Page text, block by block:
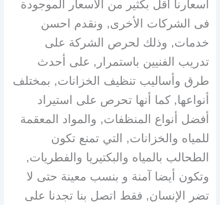
اسعارنا اقل بكثير من الاسعار الموجودة
فى الشركات الأخرى, ونقدم احسن
خدمات, وذلك لحرص الشركة على
تدريب الفنيين باستمرار, على أحدث
طرق وأساليب تنظيف الخزانات, بمختلف
أنواعها, كما أنها تحرص على استيراد
أفضل أنواع المنظفات, والمواد المعقمة
للمياه والخزانات, التي تمنع تكون
الطحالب بالمياه والبكتيريا والفطريات,
وتكون أيضا آمنة و بنسب معينة حتى لا
تضر الإنسان, فقط اتصل بنا تجدنا على